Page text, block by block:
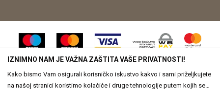
IZNIMNO NAM JE VAŽNA ZAŠTITA VAŠE PRIVATNOSTI!
Kako bismo Vam osigurali korisničko iskustvo kakvo i sami priželjkujete
na našoj stranici koristimo kolačiće i druge tehnologije putem kojih se